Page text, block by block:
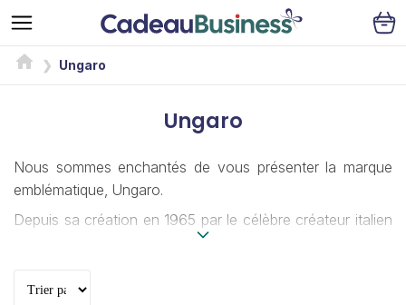
Ungaro
Ungaro
Nous sommes enchantés de vous présenter la marque
emblématique, Ungaro.
Depuis sa création en 1965 par le célèbre créateur italien
Emanuel Ungaro à Paris, la marque incarne l'élégance, la
Les produits Ungaro deviennent des cadeaux d'entreprise